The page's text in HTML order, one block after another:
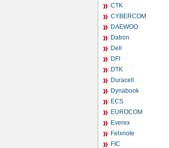
CTK
CYBERCOM
DAEWOO
Datron
Dell
DFI
DTK
Duracell
Dynabook
ECS
EUROCOM
Everex
Felxnote
FIC